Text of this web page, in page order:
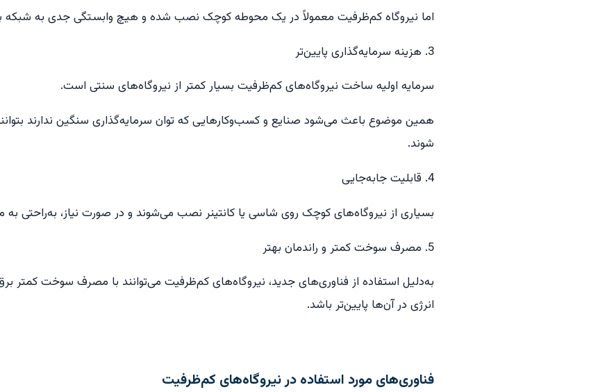
اما نیروگاه کم‌ظرفیت معمولاً در یک محوطه کوچک نصب شده و هیچ وابستگی جدی به شبکه
3. هزینه سرمایه‌گذاری پایین‌تر
سرمایه اولیه ساخت نیروگاه‌های کم‌ظرفیت بسیار کمتر از نیروگاه‌های سنتی است.
همین موضوع باعث می‌شود صنایع و کسب‌وکارهایی که توان سرمایه‌گذاری سنگین ندارند بتوانند
شوند.
4. قابلیت جابه‌جایی
بسیاری از نیروگاه‌های کوچک روی شاسی یا کانتینر نصب می‌شوند و در صورت نیاز، به‌راحتی
5. مصرف سوخت کمتر و راندمان بهتر
به‌دلیل استفاده از فناوری‌های جدید، نیروگاه‌های کم‌ظرفیت می‌توانند با مصرف سوخت کمتر
انرژی در آن‌ها پایین‌تر باشد.
فناوری‌های مورد استفاده در نیروگاه‌های کم‌ظرفیت